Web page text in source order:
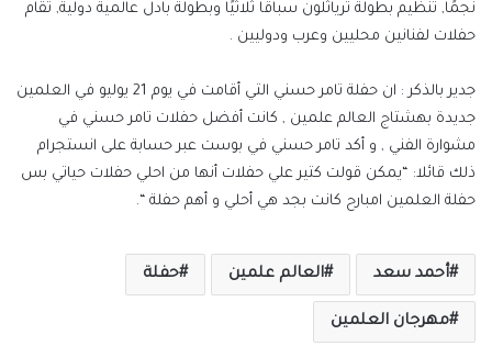
نجمًا, تنظيم بطولة ترياثلون سباقًا ثلاثيًا وبطولة بادل عالمية دولية, تقام
حفلات لفنانين محليين وعرب ودوليين .
جدير بالذكر : ان حفلة تامر حسني التي أقامت في يوم 21 يوليو في العلمين
جديدة بهشتاج العالم علمين , كانت أفضل حفلات تامر حسني في
مشوارة الفني , و أكد تامر حسني في بوست عبر حسابة على انستجرام
ذلك قائلا: “يمكن قولت كتير علي حفلات أنها من احلي حفلات حياتي بس
حفلة العلمين امبارح كانت بجد هي أحلي و أهم حفلة “.
أحمد سعد العالم علمين حفلة
مهرجان العلمين